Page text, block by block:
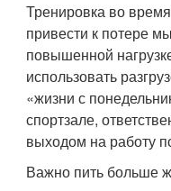
Тренировка во
привести к потере
повышенной
использовать
«жизни с
спортзале,
выходом на работу
Важно пить больше